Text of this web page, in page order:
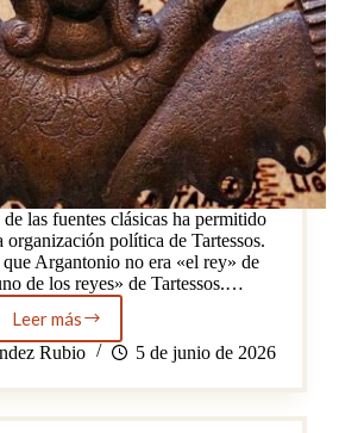
las fuentes clásicas ha permitido
organización política de Tartessos.
Argantonio no era «el rey» de
de los reyes» de Tartessos.…
Leer másTartessos:
mito,
y
evolución
Rubio 5 de junio de 2026